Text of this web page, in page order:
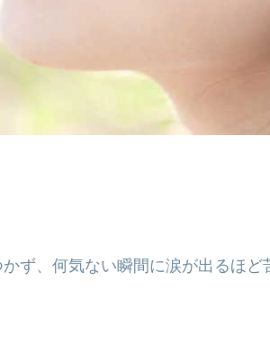
ず、何気ない瞬間に涙が出るほど